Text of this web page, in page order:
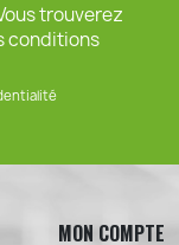
trouverez
conditions
MON COMPTE